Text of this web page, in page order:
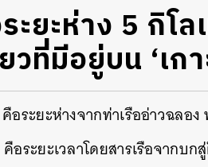
ะยะห่าง 5 กิโ
วที่มีอยู่บน ‘เก
อระยะห่างจากท่าเรืออ่าวฉลอ
อระยะเวลาโดยสารเรือจากบก